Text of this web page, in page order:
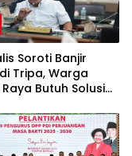
Soroti Banjir
Tripa, Warga
Butuh Solusi